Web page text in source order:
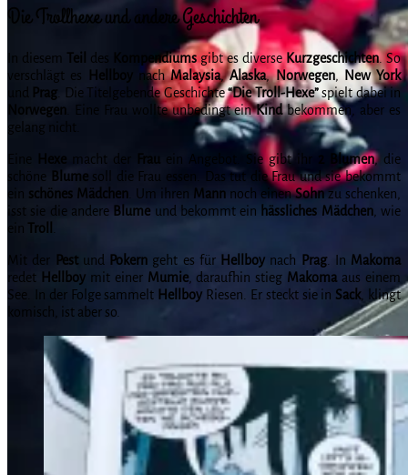
Die Trollhexe und andere Geschichten
In diesem Teil des Kompendiums gibt es diverse Kurzgeschichten. So
verschlägt es
HellboynachMalaysia,Alaska,Norwegen,
New York
und
Prag . Die Titelgebende Geschichte“Die Troll-Hexe”spielt dabei in
Norwegen . Eine Frau wollte unbedingt einKindbekommen, aber es
gelang nicht.
Eine Hexe macht der Frau ein Angebot. Sie gibt ihr 2 Blumen, die
schöne
Blumesoll die Frau essen. Das tut die Frau und sie bekommt
ein schönes Mädchen . Um ihren Mann noch einenSohnzu schenken,
isst sie die andere Blume und bekommt ein hässliches Mädchen, wie
ein Troll
Mit der Pestund Pokern geht es für Hellboy nach Prag. In Makoma
redet Hellboymit einer Mumie, daraufhin stieg Makoma aus einem
See. In der Folge sammelt Hellboy Riesen. Er steckt sie in Sack, klingt
komisch, ist aber so.